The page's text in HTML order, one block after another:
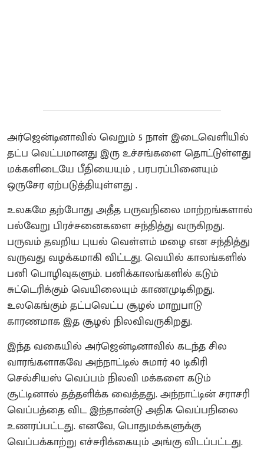
அர்ஜென்டினாவில் வெறும் 5 நாள் இடைவெளியில்
தட்ப வெட்பமானது இரு உச்சங்களை தொட்டுள்ளது
மக்களிடையே பீதியையும் , பரபரப்பினையும்
ஒருசேர ஏற்படுத்தியுள்ளது .
உலகமே தற்போது அதீத பருவநிலை மாற்றங்களால்
பல்வேறு பிரச்சனைகளை சந்தித்து வருகிறது.
பருவம் தவறிய புயல் வெள்ளம் மழை என சந்தித்து
வருவது வழக்கமாகி விட்டது. வெயில் காலங்களில்
பனி பொழிவுகளும். பனிக்காலங்களில் கடும்
சுட்டெரிக்கும் வெயிலையும் காணமுடிகிறது.
உலகெங்கும் தட்பவெட்ப சூழல் மாறுபாடு
காரணமாக இத சூழல் நிலவிவருகிறது.
இந்த வகையில் அர்ஜென்டினாவில் கடந்த சில
வாரங்களாகவே அந்நாட்டில் சுமார் 40 டிகிரி
செல்சியஸ் வெப்பம் நிலவி மக்களை கடும்
சூட்டினால் தத்தளிக்க வைத்தது. அந்நாட்டின் சராசரி
வெப்பத்தை விட இந்தாண்டு அதிக வெப்பநிலை
உணரப்பட்டது. எனவே, பொதுமக்களுக்கு
வெப்பக்காற்று எச்சரிக்கையும் அங்கு விடப்பட்டது.